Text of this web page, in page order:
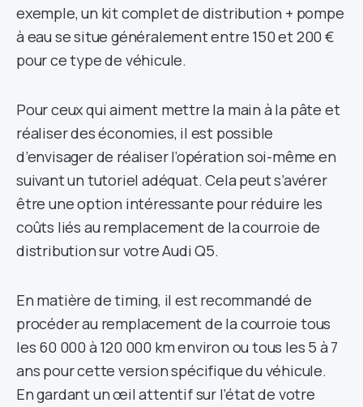
exemple, un kit complet de distribution + pompe
à eau se situe généralement entre 150 et 200 €
pour ce type de véhicule.
Pour ceux qui aiment mettre la main à la pâte et
réaliser des économies, il est possible
d’envisager de réaliser l’opération soi-même en
suivant un tutoriel adéquat. Cela peut s’avérer
être une option intéressante pour réduire les
coûts liés au remplacement de la courroie de
distribution sur votre Audi Q5.
En matière de timing, il est recommandé de
procéder au remplacement de la courroie tous
les 60 000 à 120 000 km environ ou tous les 5 à 7
ans pour cette version spécifique du véhicule.
En gardant un œil attentif sur l’état de votre